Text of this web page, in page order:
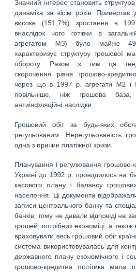
Значний інтерес становить
динаміка за вісім років.
високе (151,7%) зростання в
внаслідок чого готівки в
агрегатом МЗ) було майже
характеризує структуру грошової
обороту. Разом з тим ця
скорочення рівня грошово-
через що в 1997 р. агрегати М2 і
повільніше, ніж грошова
антиінфляційні наслідки.
Грошовий обіг за будь-яких
регульованим. Нерегульованість
одна з причин платіжної кризи.
Планування і регулювання грошово-
Україні до 1992 р. проводилось на
касового плану і балансу
населення. Ці документи
записи центрального банку та
банків, тому не давали відповіді на
грошей, потрібних економіці, а
враховувати весь грошовий обіг
система використовувалась для
державного плану економічного і
грошово-кредитна політика мала